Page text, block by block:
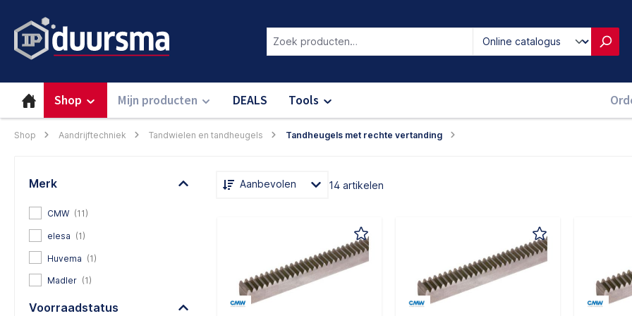
Shop Mijn producten DEALS Tools
Shop Aandrijftechniek Tandwielen en tandheugels Tandheugels met rechte vertanding
Merk
CMW (11)
elesa (1)
Huvema (1)
Madler (1)
Voorraadstatus
Aanbevolen 14 artikelen